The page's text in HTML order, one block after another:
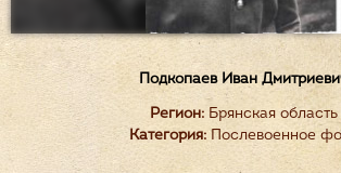
Подкопаев Иван
Регион:Брянская область
Категория: Послевоенное